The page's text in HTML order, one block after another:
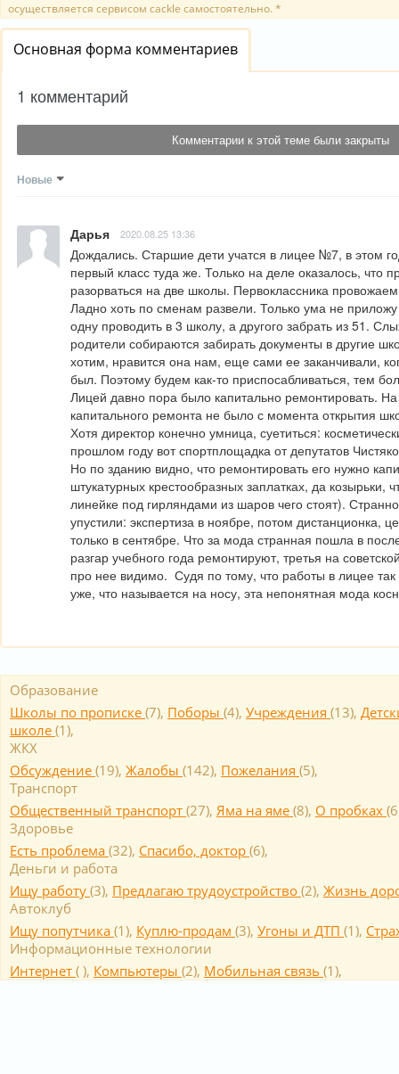
осуществляется сервисом cackle самостоятельно. *
Основная форма комментариев
1 комментарий
Комментарии к этой теме были закрыты
Новые
Дарья 2020.08.25 13:36
Дождались. Старшие дети учатся в лицее №7, в этом
первый класс туда же. Только на деле оказалось, что
разорваться на две школы. Первоклассника
Ладно хоть по сменам развели. Только ума не
одну проводить в 3 школу, а другого забрать из 51.
родители собираются забирать документы в другие
хотим, нравится она нам, еще сами ее заканчивали,
был. Поэтому будем как-то приспосабливаться, тем
Лицей давно пора было капитально ремонтировать.
капитального ремонта не было с момента открытия
Хотя директор конечно умница, суетиться:
прошлом году вот спортплощадка от депутатов
Но по зданию видно, что ремонтировать его нужно
штукатурных крестообразных заплатках, да козырьки,
линейке под гирляндами из шаров чего стоят).
упустили: экспертиза в ноябре, потом дистанционка,
только в сентябре. Что за мода странная пошла в
разгар учебного года ремонтируют, третья на
про нее видимо.  Судя по тому, что работы в лицее
уже, что называется на носу, эта непонятная мода
Образование
Школы по прописке (7), Поборы (4), Учреждения (13),
школе (1),
ЖКХ
Обсуждение (19), Жалобы (142), Пожелания (5),
Транспорт
Общественный транспорт (27), Яма на яме (8), О пробках (6
Здоровье
Есть проблема (32), Спасибо, доктор (6),
Деньги и работа
Ищу работу (3), Предлагаю трудоустройство (2), Жизнь
Автоклуб
Ищу попутчика (1), Куплю-продам (3), Угоны и ДТП (1),
Информационные технологии
Интернет ( ), Компьютеры (2), Мобильная связь (1),